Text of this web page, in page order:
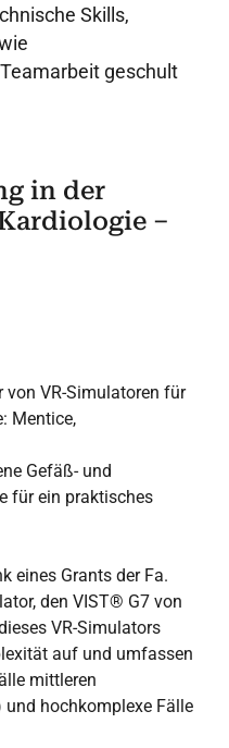
Skills,
geschult
in der
–
von VR-Simulatoren für
Mentice,
Gefäß- und
für ein praktisches
eines Grants der Fa.
den VIST® G7 von
VR-Simulators
auf und umfassen
mittleren
und hochkomplexe Fälle